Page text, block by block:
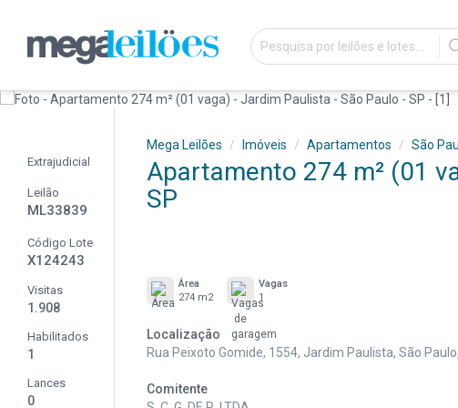
Extrajudicial
Leilão
ML33839
Código Lote
X124243
Visitas
1.908
Habilitados
1
Lances
0
Mega Leilões Imóveis Apartamentos São
Apartamento 274 m² (01
SP
Área
274 m2
Vagas
1
Localização
Rua Peixoto Gomide, 1554, Jardim Paulista, São
Comitente